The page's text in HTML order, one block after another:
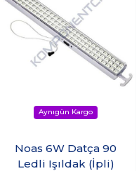
Noas 6W Datça 90
Ledli Işıldak (İpli)